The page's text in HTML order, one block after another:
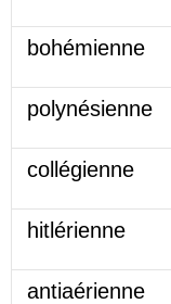
bohémienne
polynésienne
collégienne
hitlérienne
antiaérienne